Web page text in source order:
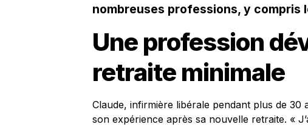
nombreuses professions, y compris
Une profession
retraite minimale
Claude, infirmière libérale pendant plus de
son expérience après sa nouvelle retraite. «